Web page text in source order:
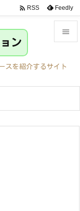

サイド
前へ

 RSS Feedly
ン
スを紹介するサイト